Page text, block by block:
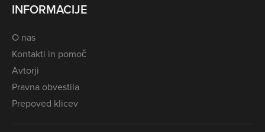
INFORMACIJE
O nas
Kontakti in pomoč
Avtorji
Pravna obvestila
Prepoved klicev